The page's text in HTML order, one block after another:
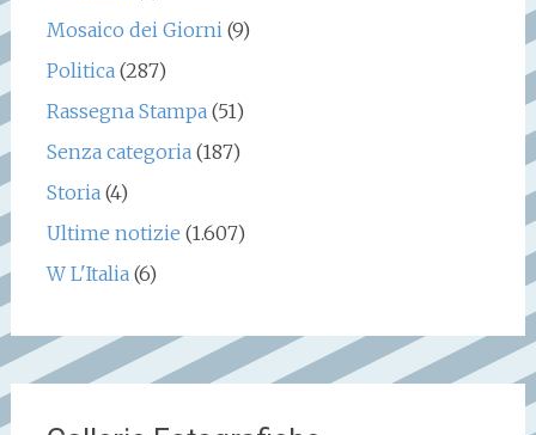
Mosaico dei Giorni(9)
Politica(287)
Rassegna Stampa(51)
Senza categoria(187)
Storia(4)
Ultime notizie (1.607)
W L'Italia(6)